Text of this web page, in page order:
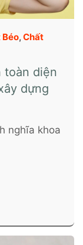
Béo,Chất
toàn diện
dựng
nghĩa khoa